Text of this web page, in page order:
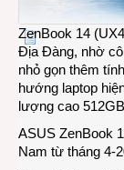
ZenBook 14
Địa Đàng, nhờ
nhỏ gọn thêm
hướng laptop
lượng cao
ASUS ZenBook
Nam từ tháng 4-